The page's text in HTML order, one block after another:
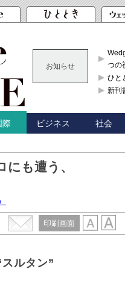
お知らせ
つの
ひと
新刊
際 ビジネス 社会
も遭う、
印刷画面
ルタン”